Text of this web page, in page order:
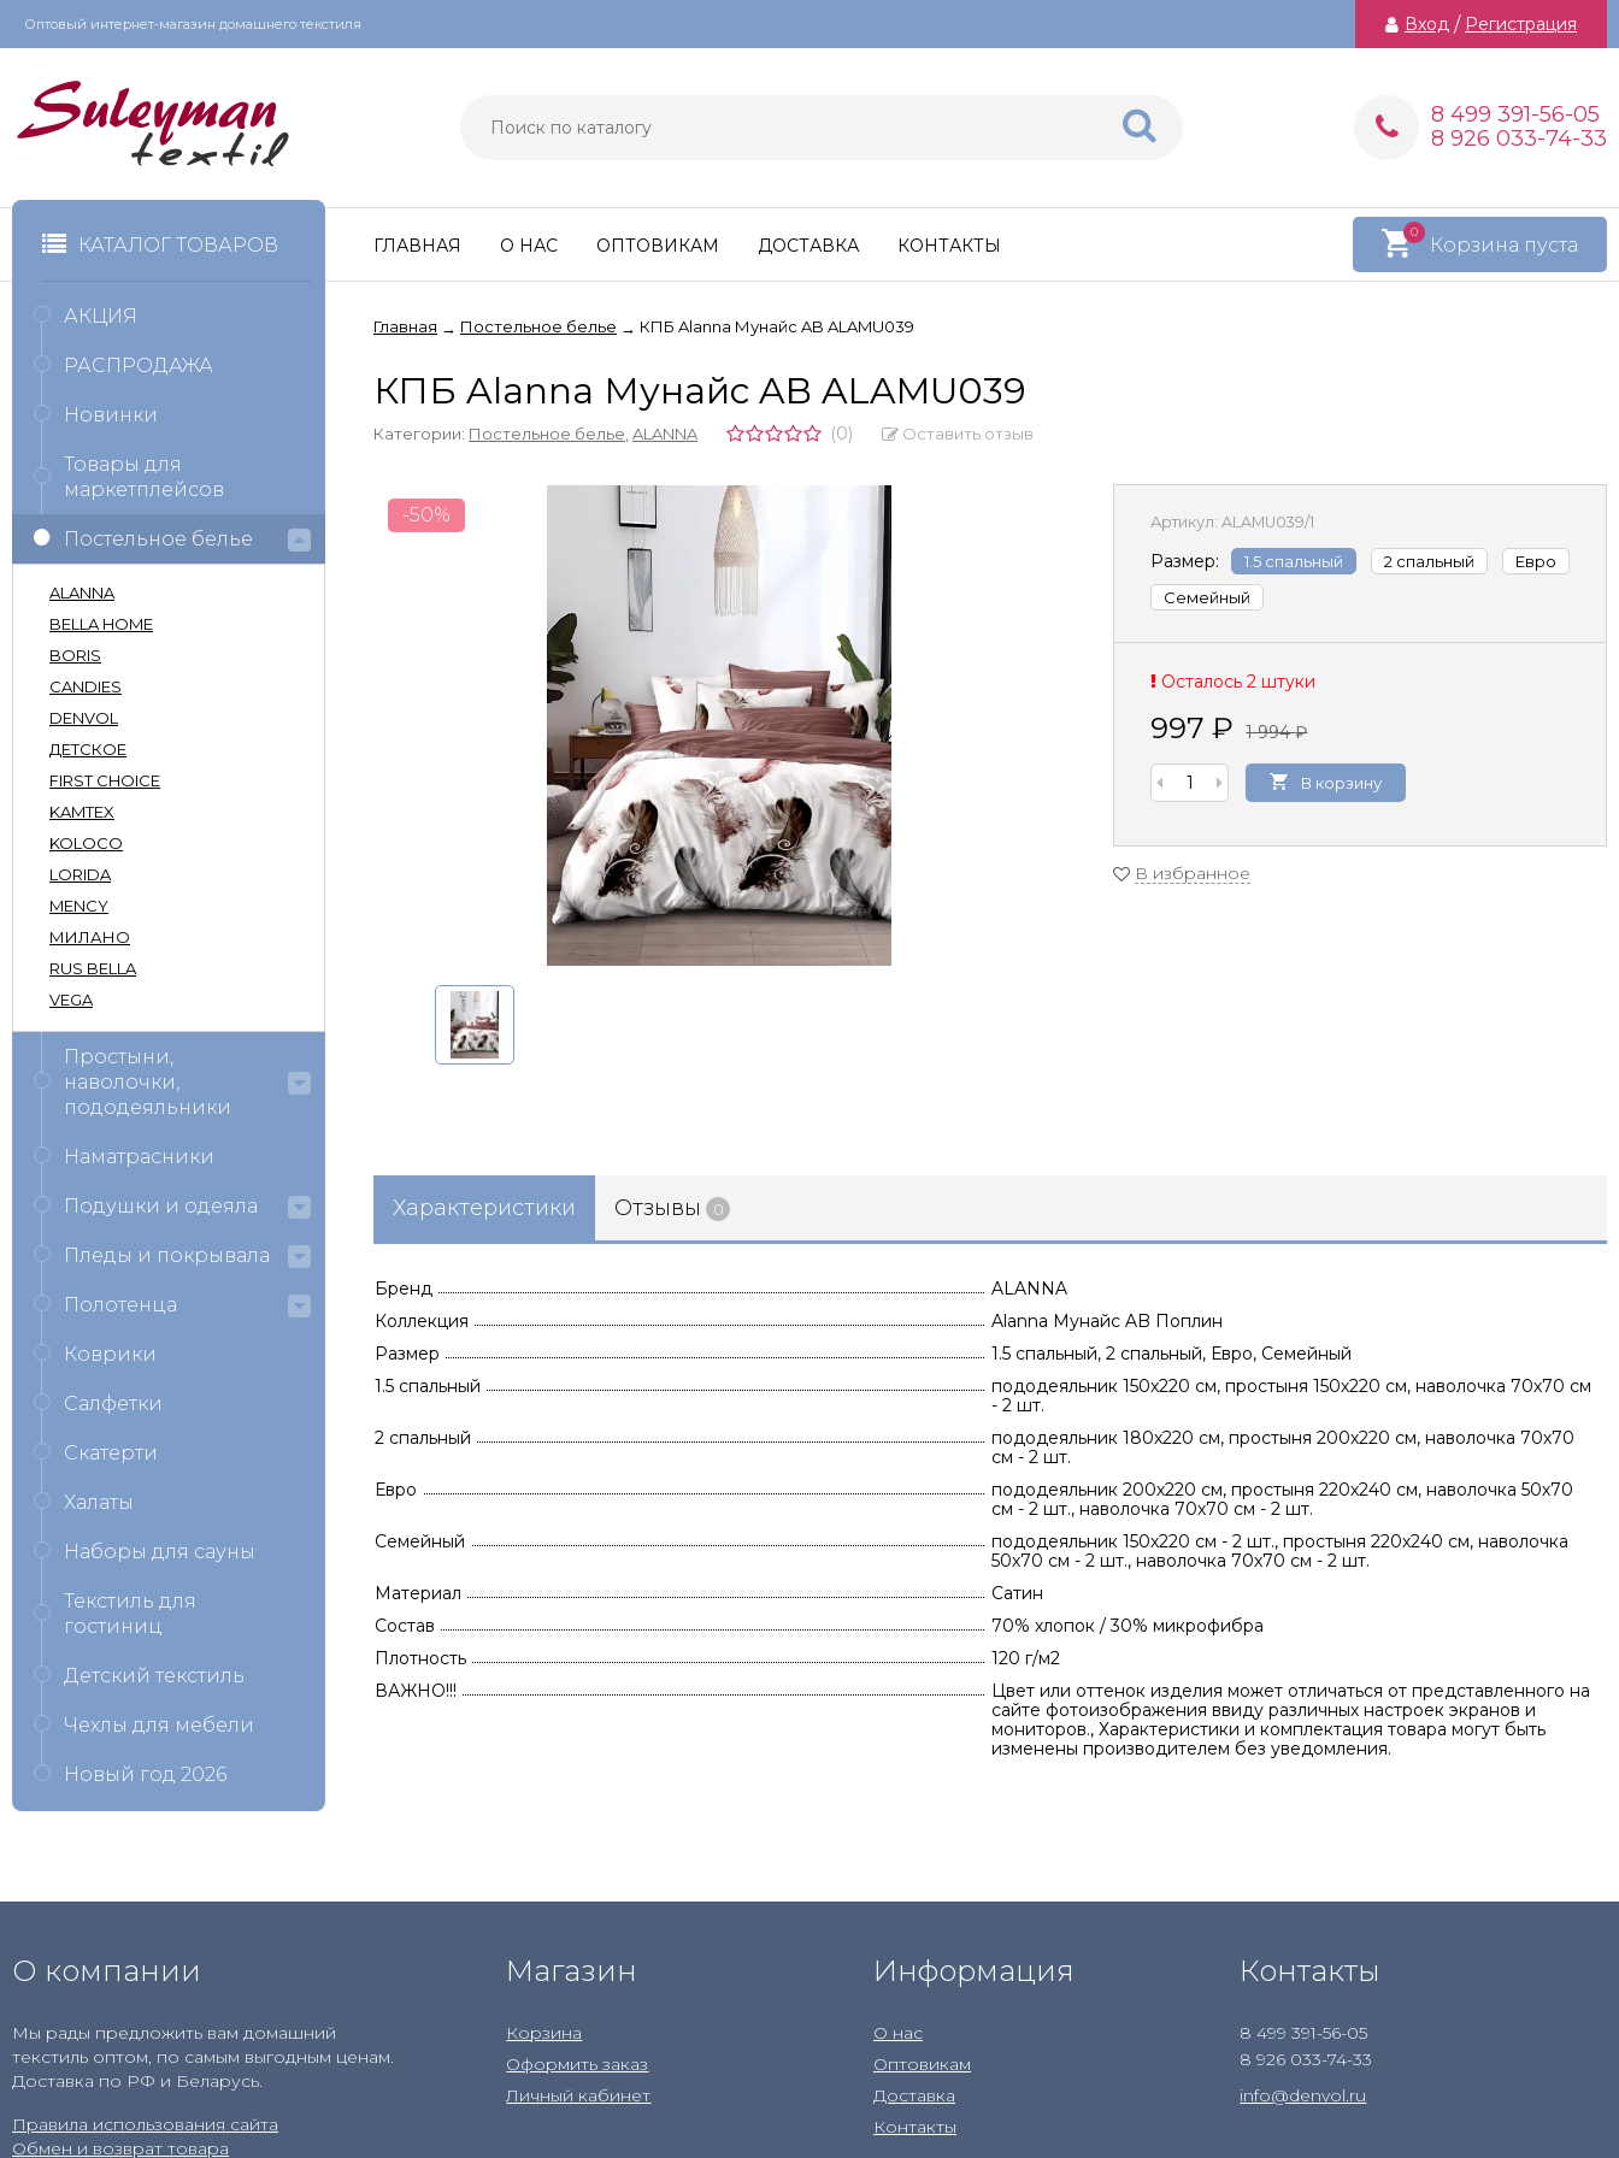
Оптовый интернет-магазин домашнего текстиля Вход / Регистрация
8 499 391-56-05
8 926 033-74-33
КАТАЛОГ ТОВАРОВ Корзина пуста
0
ГЛАВНАЯ О НАС ОПТОВИКАМ ДОСТАВКА КОНТАКТЫ
Главная → Постельное белье → КПБ Alanna Мунайс AB ALAMU039
КПБ Alanna Мунайс AB ALAMU039
Категории: Постельное белье ALANNA (0) Оставить отзыв
-50% Артикул: ALAMU039/1
Размер: 1.5 спальный 2 спальный
Евро
Семейный
Осталось 2 штуки
997₽ 1 994₽
В корзину
В избранное
Характеристики Отзывы 0
Бренд
ALANNA
Коллекция
Alanna Мунайс AB Поплин
Размер
1.5 спальный, 2 спальный, Евро, Семейный
1.5 спальный
пододеяльник 150х220 см, простыня 150х220 см, наволочка 70х70 см
- 2 шт.
2 спальный
пододеяльник 180х220 см, простыня 200х220 см, наволочка 70х70
см - 2 шт.
Евро
пододеяльник 200х220 см, простыня 220х240 см, наволочка 50х70
см - 2 шт., наволочка 70х70 см - 2 шт.
Семейный
пододеяльник 150х220 см - 2 шт., простыня 220х240 см, наволочка
50х70 см - 2 шт., наволочка 70х70 см - 2 шт.
Материал
Сатин
Состав
70% хлопок / 30% микрофибра
Плотность
120 г/м2
ВАЖНО!!!
Цвет или оттенок изделия может отличаться от представленного на
сайте фотоизображения ввиду различных настроек экранов и
мониторов., Характеристики и комплектация товара могут быть
изменены производителем без уведомления.
АКЦИЯ
РАСПРОДАЖА
Новинки
Товары для
маркетплейсов
Постельное белье
ALANNA
BELLA HOME
BORIS
CANDIES
DENVOL
ДЕТСКОЕ
FIRST CHOICE
KAMTEX
KOLOCO
LORIDA
MENCY
МИЛАНО
RUS BELLA
VEGA
Простыни,
наволочки,
пододеяльники
Наматрасники
Подушки и одеяла
Пледы и покрывала
Полотенца
Коврики
Салфетки
Скатерти
Халаты
Наборы для сауны
Текстиль для
гостиниц
Детский текстиль
Чехлы для мебели
Новый год 2026
О компании
Мы рады предложить вам домашний
текстиль оптом, по самым выгодным ценам.
Доставка по РФ и Беларусь.
Правила использования сайта
Обмен и возврат товара
Магазин
Корзина
Оформить заказ
Личный кабинет
Информация
О нас
Оптовикам
Доставка
Контакты
Контакты
8 499 391-56-05
8 926 033-74-33
info@denvol.ru